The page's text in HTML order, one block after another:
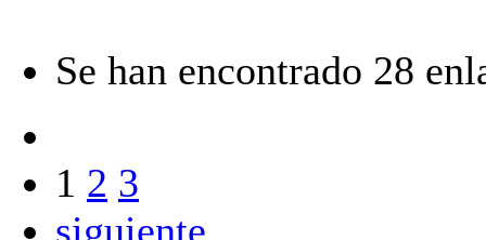
Se han encontrado 28
1 2 3
siguiente